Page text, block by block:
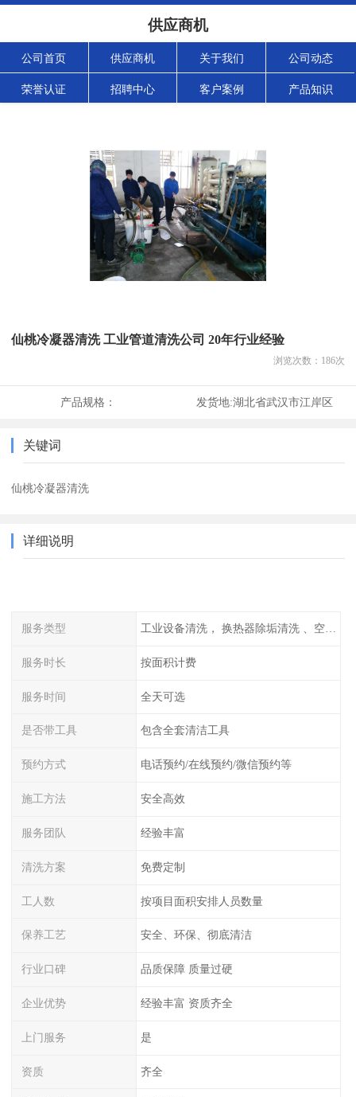
供应商机
公司首页 供应商机 关于我们 公司动态
荣誉认证 招聘中心 客户案例 产品知识
仙桃冷凝器清洗 工业管道清洗公司 20年行业经验
浏览次数： 186次
产品规格： 发货地:湖北省武汉市江岸区
关键词
仙桃冷凝器清洗
详细说明
服务类型 工业设备清洗， 换热器除垢清洗 、空调清洗等
服务时长 按面积计费
服务时间 全天可选
是否带工具 包含全套清洁工具
预约方式 电话预约/在线预约/微信预约等
施工方法 安全高效
服务团队 经验丰富
清洗方案 免费定制
工人数 按项目面积安排人员数量
保养工艺 安全、环保、彻底清洁
行业口碑 品质保障 质量过硬
企业优势 经验丰富 资质齐全
上门服务 是
资质 齐全